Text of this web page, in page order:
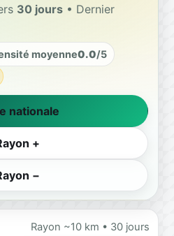
30 jours • Dernier
moyenne0.0/5
nationale
+
−
Rayon ~10 km • 30 jours